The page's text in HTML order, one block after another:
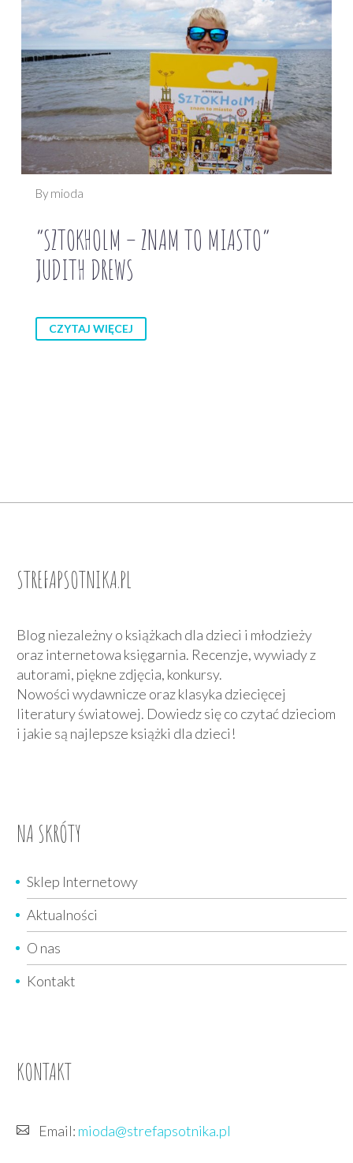
By mioda
“SZTOKHOLM – ZNAM TO MIASTO”
JUDITH DREWS
CZYTAJ WIĘCEJ
STREFAPSOTNIKA.PL
Blog niezależny o książkach dla dzieci i młodzieży
oraz internetowa księgarnia. Recenzje, wywiady z
autorami, piękne zdjęcia, konkursy.
Nowości wydawnicze oraz klasyka dziecięcej
literatury światowej. Dowiedz się co czytać dzieciom
i jakie są najlepsze książki dla dzieci!
NA SKRÓTY
Sklep Internetowy
Aktualności
O nas
Kontakt
KONTAKT
Email: mioda@strefapsotnika.pl